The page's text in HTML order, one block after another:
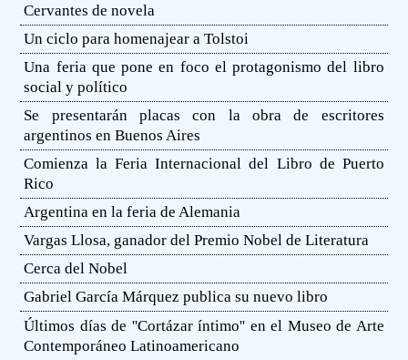
Cervantes de novela
Un ciclo para homenajear a Tolstoi
Una feria que pone en foco el protagonismo del libro
social y político
Se presentarán placas con la obra de escritores
argentinos en Buenos Aires
Comienza la Feria Internacional del Libro de Puerto
Rico
Argentina en la feria de Alemania
Vargas Llosa, ganador del Premio Nobel de Literatura
Cerca del Nobel
Gabriel García Márquez publica su nuevo libro
Últimos días de ''Cortázar íntimo'' en el Museo de Arte
Contemporáneo Latinoamericano